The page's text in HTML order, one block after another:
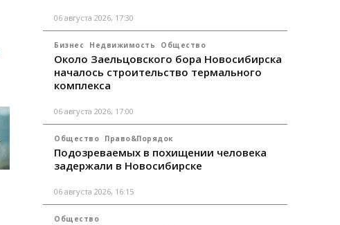
06 августа 2026, 17:30
Бизнес Недвижимость Общество
Около Заельцовского бора Новосибирска
началось строительство термального
комплекса
06 августа 2026, 17:00
Общество Право&Порядок
Подозреваемых в похищении человека
задержали в Новосибирске
06 августа 2026, 16:15
Общество